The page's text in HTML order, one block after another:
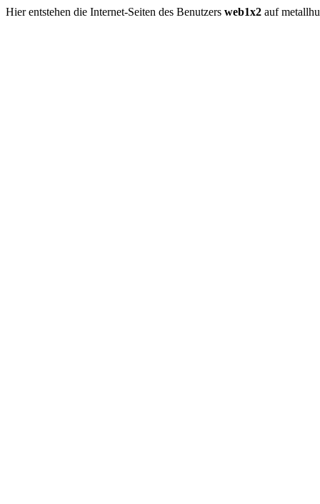
Hier entstehen die Internet-Seiten des Benutzers web1x2 auf